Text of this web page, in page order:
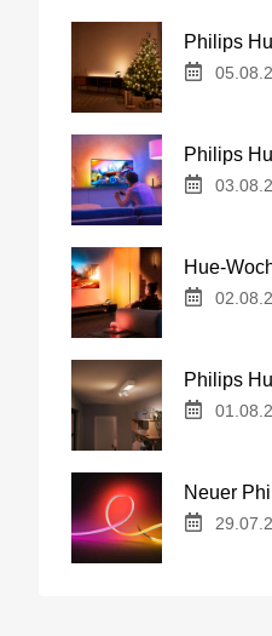
Philips
Philips
Hue-
Philips
Neuer